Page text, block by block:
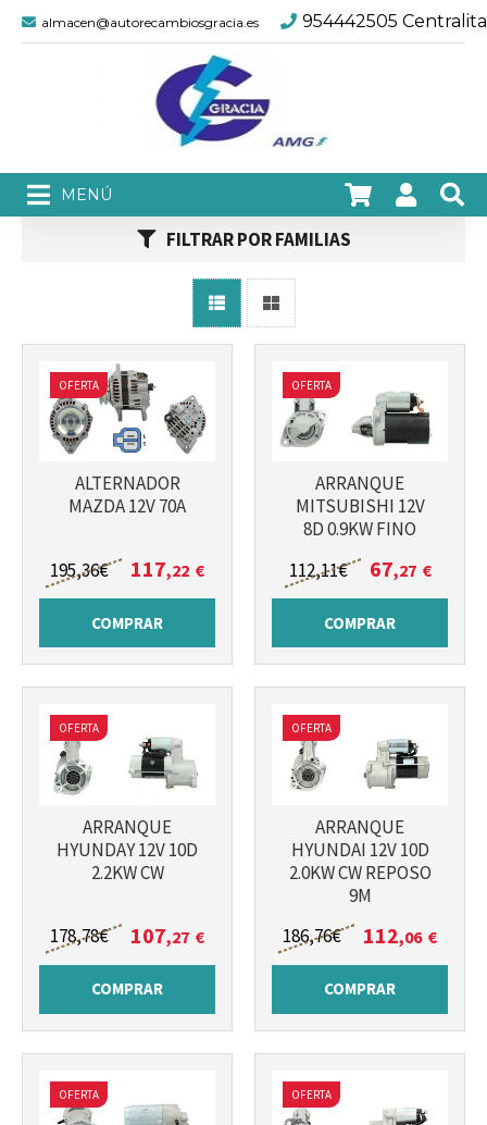
almacen@autorecambiosgracia.es 954442505 Centralita
FILTRAR POR FAMILIAS
OFERTA
ALTERNADOR
MAZDA 12V 70A
195,36€ 117,22 €
COMPRAR
OFERTA
ARRANQUE
MITSUBISHI 12V
8D 0.9KW FINO
112,11€ 67,27 €
COMPRAR
OFERTA
ARRANQUE
HYUNDAY 12V 10D
2.2KW CW
178,78€ 107,27 €
COMPRAR
OFERTA
ARRANQUE
HYUNDAI 12V 10D
2.0KW CW REPOSO
9M
186,76€ 112,06 €
COMPRAR
OFERTA
Más info
OFERTA
Más info
Más info Más info
Más info Más info
Más info Más info